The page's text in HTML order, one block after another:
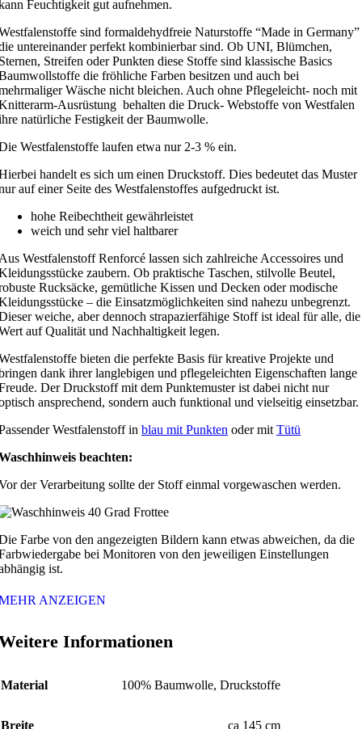
Feuchtigkeit gut aufnehmen.
sind formaldehydfreie Naturstoffe “Made in Germany”
untereinander perfekt kombinierbar sind. Ob UNI, Blümchen,
Streifen oder Punkten diese Stoffe sind klassische Basics
die fröhliche Farben besitzen und auch bei
Wäsche nicht bleichen. Auch ohne Pflegeleicht- noch mit
Ausrüstung behalten die Druck- Webstoffe von Westfalen
natürliche Festigkeit der Baumwolle.
Westfalenstoffe laufen etwa nur 2-3 % ein.
handelt es sich um einen Druckstoff. Dies bedeutet das Muster
auf einer Seite des Westfalenstoffes aufgedruckt ist.
hohe Reibechtheit gewährleistet
weich und sehr viel haltbarer
Westfalenstoff Renforcé lassen sich zahlreiche Accessoires und
zaubern. Ob praktische Taschen, stilvolle Beutel,
Rucksäcke, gemütliche Kissen und Decken oder modische
– die Einsatzmöglichkeiten sind nahezu unbegrenzt.
weiche, aber dennoch strapazierfähige Stoff ist ideal für alle, die
auf Qualität und Nachhaltigkeit legen.
bieten die perfekte Basis für kreative Projekte und
dank ihrer langlebigen und pflegeleichten Eigenschaften lange
Der Druckstoff mit dem Punktemuster ist dabei nicht nur
ansprechend, sondern auch funktional und vielseitig einsetzbar.
Westfalenstoff in blau mit Punkten oder mit Tütü
beachten:
der Verarbeitung sollte der Stoff einmal vorgewaschen werden.
Farbe von den angezeigten Bildern kann etwas abweichen, da die
bei Monitoren von den jeweiligen Einstellungen
ist.
ANZEIGEN
Informationen
Material 100% Baumwolle, Druckstoffe
Breite ca 145 cm